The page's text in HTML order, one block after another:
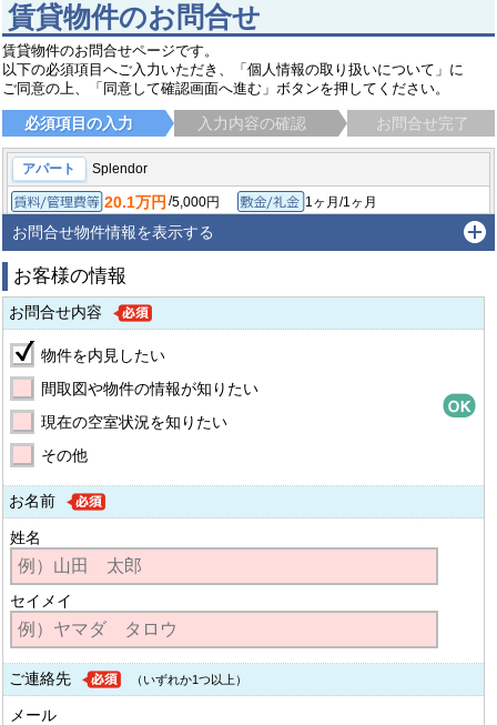
賃貸物件のお問合せ
賃貸物件のお問合せページです。
以下の必須項目へご入力いただき、「個人情報の取り扱いについて」に
ご同意の上、「同意して確認画面へ進む」ボタンを押してください。
必須項目の入力 入力内容の確認 お問合せ完了
アパート Splendor
賃料/管理費等
20.1万円 /5,000円 敷金/礼金
1ヶ月/1ヶ月
保証金/敷引/償却金
-/-/-
築年月
2026年6月
杉並区宮前京王井の頭線 高井戸駅
お問合せ物件情報を表示する
お客様の情報
お問合せ内容
物件を内見したい
間取図や物件の情報が知りたい
現在の空室状況を知りたい
その他
お名前
姓名
セイメイ
ご連絡先 （いずれか1つ以上）
メール